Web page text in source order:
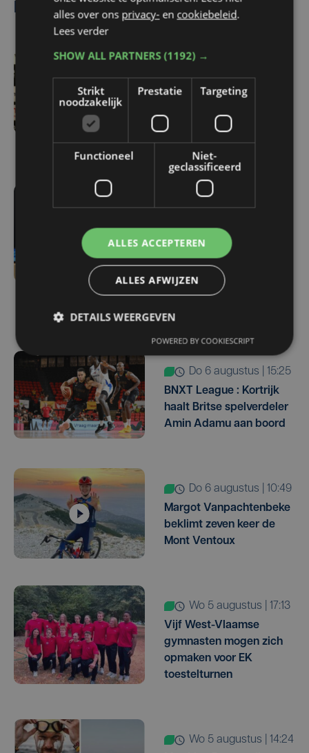
Lees ook
Cercle neemt het in
opwinding"
do 6 augustus | 17:07
Vlaamse derby:
kampioen Club Brugge
ontvangt promovendus
KV Kortrijk op
do 6 augustus | 15:25
BNXT League : Kortrijk
haalt Britse spelverdeler
Amin Adamu aan boord
do 6 augustus | 10:49
Margot Vanpachtenbeke
beklimt zeven keer de
Mont Ventoux
wo 5 augustus | 17:13
Vijf West-Vlaamse
gymnasten mogen zich
opmaken voor EK
toestelturnen
wo 5 augustus | 14:24
alles over ons privacy- en cookiebeleid.
Lees verder
SHOW ALL PARTNERS(1192) →
Strikt
noodzakelijk
Prestatie Targeting
Functioneel
Niet-
geclassificeerd
ALLES ACCEPTEREN
ALLES AFWIJZEN
DETAILS WEERGEVEN
POWERED BY COOKIESCRIPT